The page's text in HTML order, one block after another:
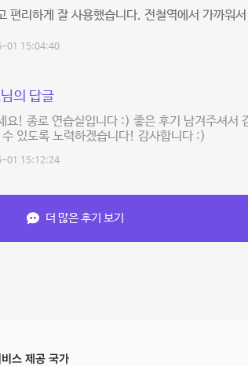
편리하게 잘 사용했습니다. 전철역에서 가까워
01 15:04:40
의 답글
요! 종로 연습실입니다 :) 좋은 후기 남겨주셔서
있도록 노력하겠습니다! 감사합니다 :)
01 15:12:24
더 많은 후기 보기
스 제공 국가